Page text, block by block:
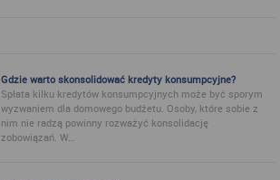
Gdzie warto skonsolidować kredyty konsumpcyjne?
Spłata kilku kredytów konsumpcyjnych może być sporym
wyzwaniem dla domowego budżetu. Osoby, które sobie z
nim nie radzą powinny rozważyć konsolidację
zobowiązań. W…